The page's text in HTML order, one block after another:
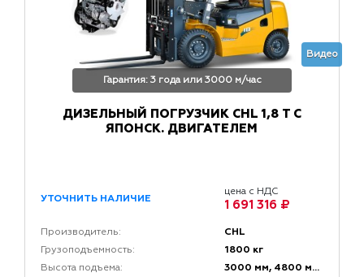
Видео
Гарантия: 3 года или 3000 м/час
ДИЗЕЛЬНЫЙ ПОГРУЗЧИК CHL 1,8 Т С
ЯПОНСК. ДВИГАТЕЛЕМ
УТОЧНИТЬ НАЛИЧИЕ
цена с НДС
1 691 316 ₽
Производитель: CHL
Грузоподъемность: 1800 кг
Высота подъема: 3000 мм, 4800 мм, 6000 мм